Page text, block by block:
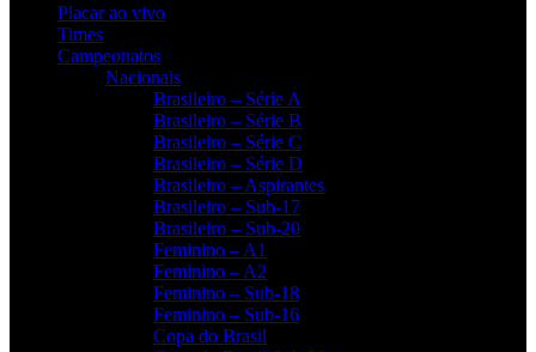
Placar ao vivo
Times
Campeonatos
Nacionais
Brasileiro – Série A
Brasileiro – Série B
Brasileiro – Série C
Brasileiro – Série D
Brasileiro – Aspirantes
Brasileiro – Sub-17
Brasileiro – Sub-20
Feminino – A1
Feminino – A2
Feminino – Sub-18
Feminino – Sub-16
Copa do Brasil